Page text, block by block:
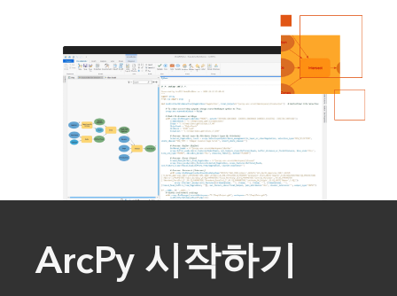
ArcPy 시작하기